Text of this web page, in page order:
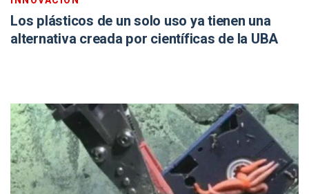
Los plásticos de un solo uso ya tienen una
alternativa creada por científicas de la UBA